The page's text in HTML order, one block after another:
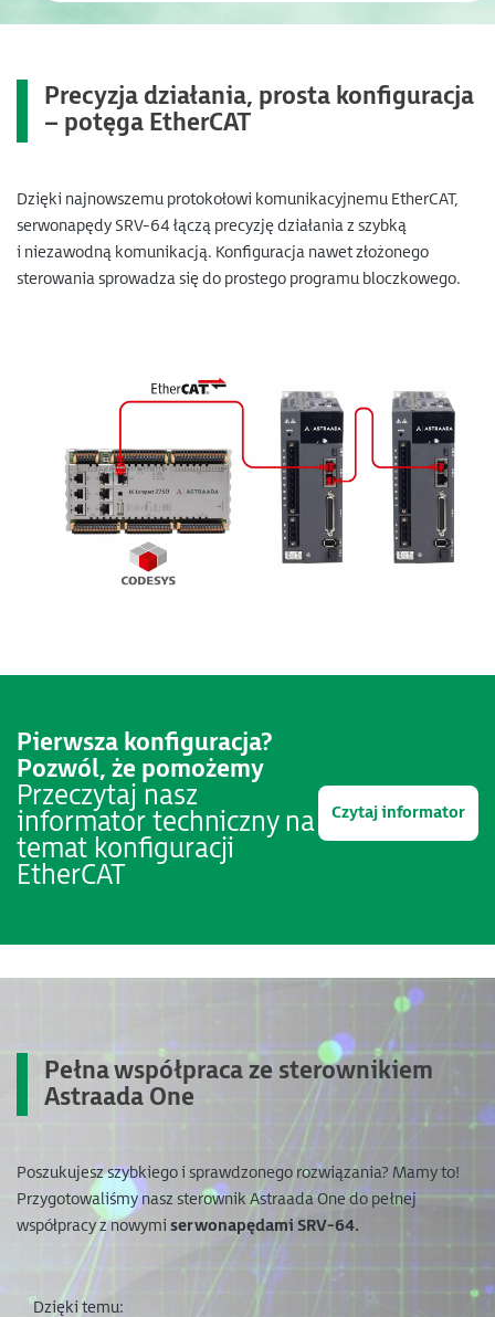
Precyzja działania, prosta konfiguracja
– potęga EtherCAT
Dzięki najnowszemu protokołowi komunikacyjnemu EtherCAT,
serwonapędy SRV-64 łączą precyzję działania z szybką
i niezawodną komunikacją. Konfiguracja nawet złożonego
sterowania sprowadza się do prostego programu bloczkowego.
Czytaj informator
Pierwsza konfiguracja?
Pozwól, że pomożemy
Przeczytaj nasz
informator techniczny na
temat konfiguracji
EtherCAT
Pełna współpraca ze sterownikiem
Astraada One
Poszukujesz szybkiego i sprawdzonego rozwiązania? Mamy to!
Przygotowaliśmy nasz sterownik Astraada One do pełnej
współpracy z nowymi serwonapędami SRV-64.
Dzięki temu: